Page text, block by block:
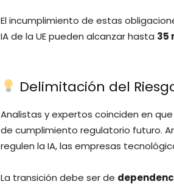
El incumplimiento de estas
IA de la UE pueden alcanzar hasta 35
Delimitación del
Analistas y expertos coinciden en
de cumplimiento regulatorio futuro.
regulen la IA, las empresas
La transición debe ser de